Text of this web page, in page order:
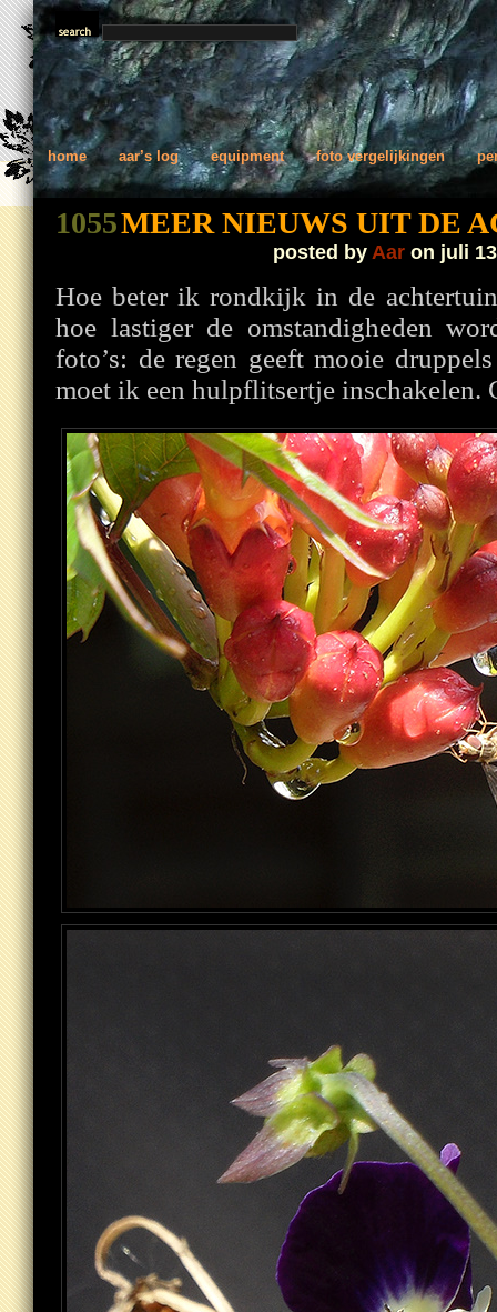
home aar’s log equipment foto vergelijkingen
1055MEER NIEUWS UIT DE
posted by Aar on juli
Hoe beter ik rondkijk in de
hoe lastiger de omstandigheden
foto’s: de regen geeft mooie
moet ik een hulpflitsertje inschakelen.